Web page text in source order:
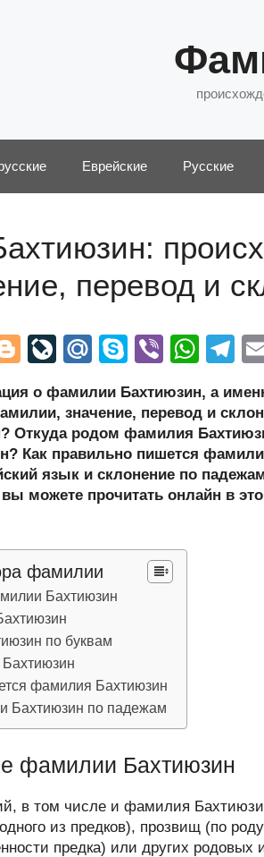
Еврейские Русские
перевод и
Bl
g
g
er
Li
e
J
o
ur
al
M
.R
u
S
p
e
Vi
er
W
at
s
A
p
T
e
gr
a
m
о фамилии Бахтиюзин, а
значение, перевод и
Откуда родом фамилия
Как правильно пишется
язык и склонение по
можете прочитать онлайн в
фамилии
Бахтиюзин
по буквам
фамилия Бахтиюзин
Бахтиюзин по падежам
фамилии Бахтиюзин
в том числе и фамилия
из предков), прозвищ (по
предка) или других